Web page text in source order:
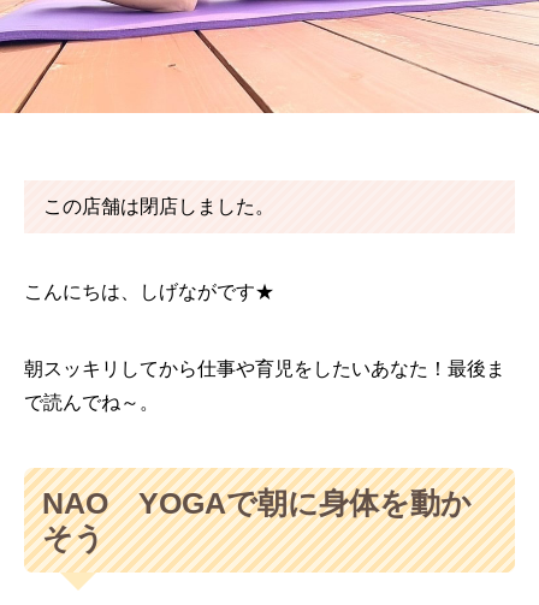
この店舗は閉店しました。
こんにちは、しげながです★
朝スッキリしてから仕事や育児をしたいあなた！最後ま
で読んでね～。
NAO YOGAで朝に身体を動か
そう